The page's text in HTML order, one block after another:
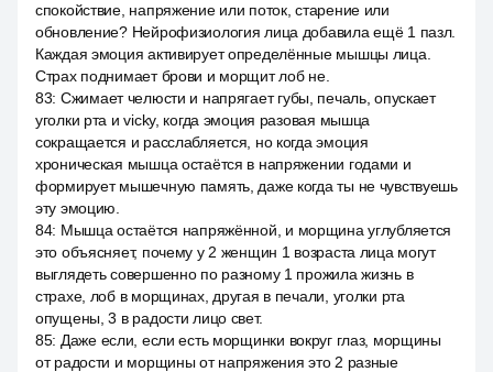
спокойствие, напряжение или поток, старение или
обновление? Нейрофизиология лица добавила ещё 1 пазл.
Каждая эмоция активирует определённые мышцы лица.
Страх поднимает брови и морщит лоб не.
83: Сжимает челюсти и напрягает губы, печаль, опускает
уголки рта и vicky, когда эмоция разовая мышца
сокращается и расслабляется, но когда эмоция
хроническая мышца остаётся в напряжении годами и
формирует мышечную память, даже когда ты не чувствуешь
эту эмоцию.
84: Мышца остаётся напряжённой, и морщина углубляется
это объясняет, почему у 2 женщин 1 возраста лица могут
выглядеть совершенно по разному 1 прожила жизнь в
страхе, лоб в морщинах, другая в печали, уголки рта
опущены, 3 в радости лицо свет.
85: Даже если, если есть морщинки вокруг глаз, морщины
от радости и морщины от напряжения это 2 разные